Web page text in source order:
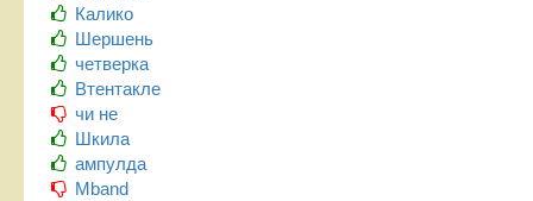
Калико
Шершень
четверка
Втентакле
чи не
Шкила
ампулда
Mband